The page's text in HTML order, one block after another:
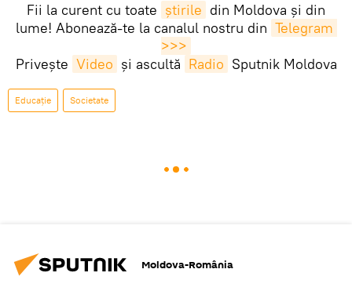
Fii la curent cu toate știrile din Moldova și din
lume! Abonează-te la canalul nostru din Telegram
>>>
Privește Video și ascultă Radio Sputnik Moldova
Educație Societate
Moldova-România